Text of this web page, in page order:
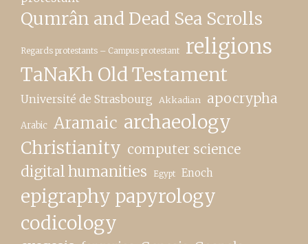
Qumrân and Dead Sea Scrolls
Regards protestants – Campus protestant religions
TaNaKh Old Testament
Université de Strasbourg Akkadian apocrypha
Arabic Aramaic archaeology
Christianity computer science
digital humanities Egypt Enoch
epigraphy papyrology
codicology